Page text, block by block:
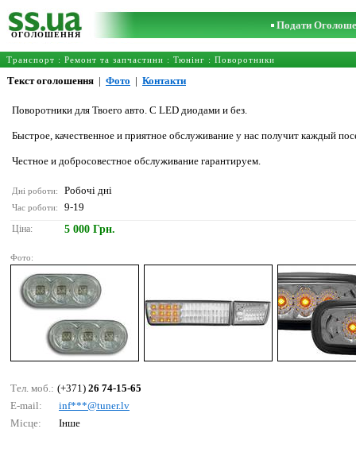
ОГОЛОШЕННЯ
Подати
Транспорт : Ремонт та запчастини : Тюнінг : Поворотники
Текст оголошення | Фото | Контакти
Поворотники для Твоего авто. С LED диодами и без.
Быстрое, качественное и приятное обслуживание у нас получит каждый
Честное и добросовестное обслуживание гарантируем.
Дні роботи: Робочі дні
Час роботи: 9-19
Ціна: 5 000 Грн.
Фото:
Тел. моб.: (+371) 26 74-15-65
E-mail:
inf***@tunеr.lv
Місце:
Інше